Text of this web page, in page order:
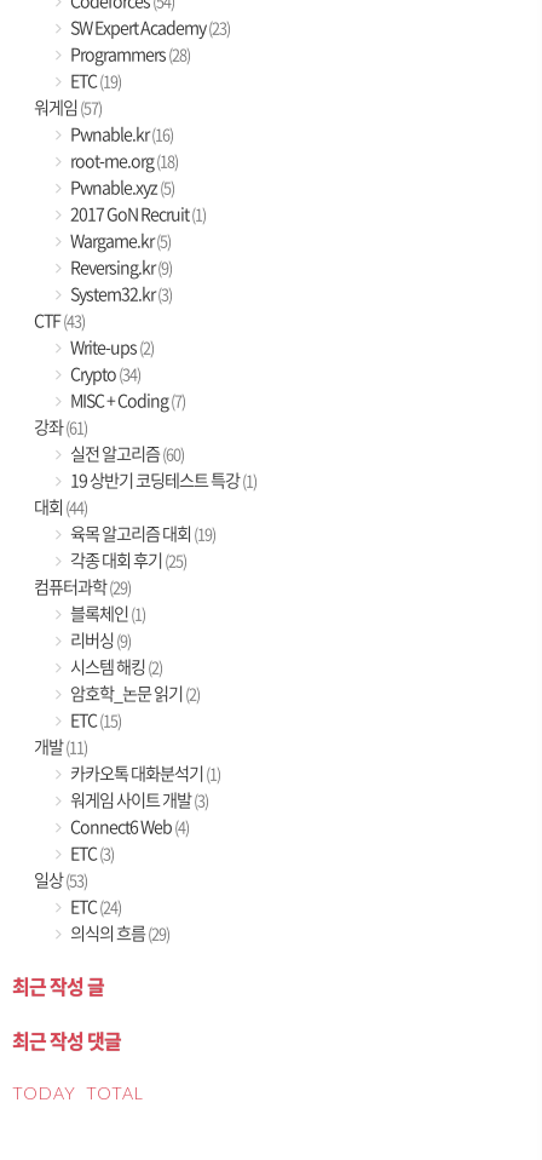
SW Expert Academy(23)
Programmers(28)
ETC(19)
워게임(57)
Pwnable.kr(16)
root-me.org(18)
Pwnable.xyz(5)
2017 GoN Recruit(1)
Wargame.kr(5)
Reversing.kr(9)
System32.kr(3)
CTF(43)
Write-ups(2)
Crypto(34)
MISC + Coding(7)
강좌(61)
실전 알고리즘(60)
19 상반기 코딩테스트 특강(1)
대회 (44)
육목 알고리즘 대회 (19)
각종 대회 후기(25)
컴퓨터과학(29)
블록체인(1)
리버싱(9)
시스템 해킹(2)
암호학_논문 읽기(2)
ETC(15)
개발(11)
카카오톡 대화분석기(1)
워게임 사이트 개발(3)
Connect6 Web(4)
ETC(3)
일상(53)
ETC(24)
의식의 흐름(29)
최근 작성 글
최근 작성 댓글
TODAY TOTAL